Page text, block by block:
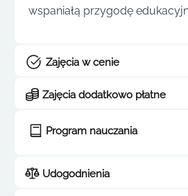
wspaniałą przygodę
Zajęcia w cenie
Zajęcia dodatkowo płatne
Program nauczania
Udogodnienia